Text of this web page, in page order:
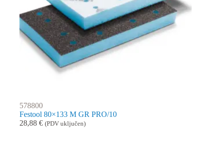
578800
Festool 80×133 M GR PRO/10
28,88 € (PDV uključen)